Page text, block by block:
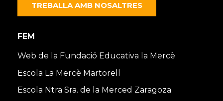
TREBALLA AMB NOSALTRES
FEM
Web de la Fundació Educativa la Mercè
Escola La Mercè Martorell
Escola Ntra Sra. de la Merced Zaragoza